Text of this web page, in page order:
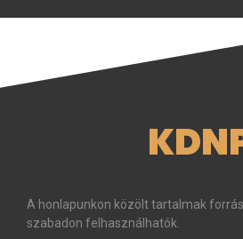
A honlapunkon közölt tartalmak
szabadon felhasználhatók.